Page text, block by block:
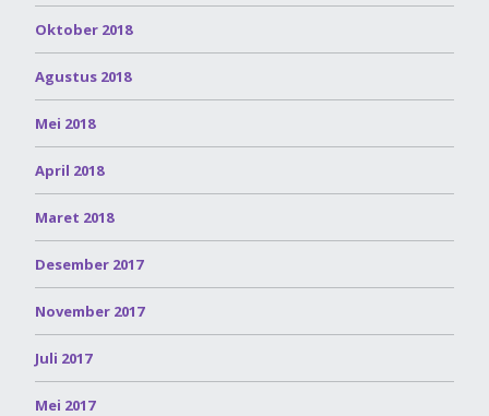
Oktober 2018
Agustus 2018
Mei 2018
April 2018
Maret 2018
Desember 2017
November 2017
Juli 2017
Mei 2017